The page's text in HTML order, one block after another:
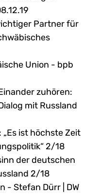
Partner für
Union - bpb
zuhören:
mit Russland
ist höchste Zeit
2/18
der deutschen
2/18
- Stefan Dürr | DW